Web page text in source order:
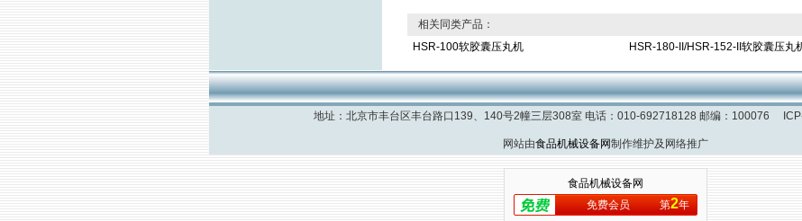
相关同类产品：
HSR-100软胶囊压丸机
HSR-180-II/HSR-152-II软胶囊压丸
地址：北京市丰台区丰台路口139、140号2幢三层308室 电话：010-692718128 邮编：100076
网站由食品机械设备网制作维护及网络推广
食品机械设备网
免费会员
第2年